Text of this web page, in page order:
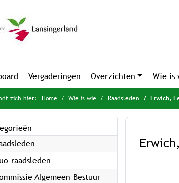
Vergaderingen Overzichten Wie is
zich hier: Home Wie is wie Raadsleden Erwich,
raadsleden
Algemeen Bestuur